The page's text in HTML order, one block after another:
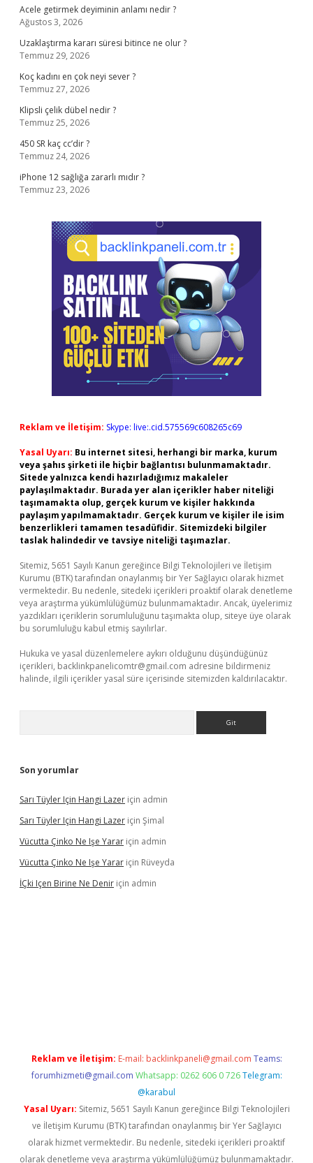
Acele getirmek deyiminin anlamı nedir ?
Ağustos 3, 2026
Uzaklaştırma kararı süresi bitince ne olur ?
Temmuz 29, 2026
Koç kadını en çok neyi sever ?
Temmuz 27, 2026
Klipsli çelik dübel nedir ?
Temmuz 25, 2026
450 SR kaç cc’dir ?
Temmuz 24, 2026
iPhone 12 sağlığa zararlı mıdır ?
Temmuz 23, 2026
Reklam ve İletişim: Skype: live:.cid.575569c608265c69
Yasal Uyarı: Bu internet sitesi, herhangi bir marka, kurum
veya şahıs şirketi ile hiçbir bağlantısı bulunmamaktadır.
Sitede yalnızca kendi hazırladığımız makaleler
paylaşılmaktadır. Burada yer alan içerikler haber niteliği
taşımamakta olup, gerçek kurum ve kişiler hakkında
paylaşım yapılmamaktadır. Gerçek kurum ve kişiler ile isim
benzerlikleri tamamen tesadüfidir. Sitemizdeki bilgiler
taslak halindedir ve tavsiye niteliği taşımazlar.
Sitemiz, 5651 Sayılı Kanun gereğince Bilgi Teknolojileri ve İletişim
Kurumu (BTK) tarafından onaylanmış bir Yer Sağlayıcı olarak hizmet
vermektedir. Bu nedenle, sitedeki içerikleri proaktif olarak denetleme
veya araştırma yükümlülüğümüz bulunmamaktadır. Ancak, üyelerimiz
yazdıkları içeriklerin sorumluluğunu taşımakta olup, siteye üye olarak
bu sorumluluğu kabul etmiş sayılırlar.
Hukuka ve yasal düzenlemelere aykırı olduğunu düşündüğünüz
içerikleri, backlinkpanelicomtr@gmail.com adresine bildirmeniz
halinde, ilgili içerikler yasal süre içerisinde sitemizden kaldırılacaktır.
Son yorumlar
Sarı Tüyler Için Hangi Lazer için admin
Sarı Tüyler Için Hangi Lazer için Şimal
Vücutta Çinko Ne Işe Yarar için admin
Vücutta Çinko Ne Işe Yarar için Rüveyda
İÇki Içen Birine Ne Denir için admin
Reklam ve İletişim: E-mail: backlinkpaneli@gmail.com Teams:
forumhizmeti@gmail.com Whatsapp: 0262 606 0 726 Telegram:
@karabul
Yasal Uyarı: Sitemiz, 5651 Sayılı Kanun gereğince Bilgi Teknolojileri
ve İletişim Kurumu (BTK) tarafından onaylanmış bir Yer Sağlayıcı
olarak hizmet vermektedir. Bu nedenle, sitedeki içerikleri proaktif
olarak denetleme veya araştırma yükümlülüğümüz bulunmamaktadır.